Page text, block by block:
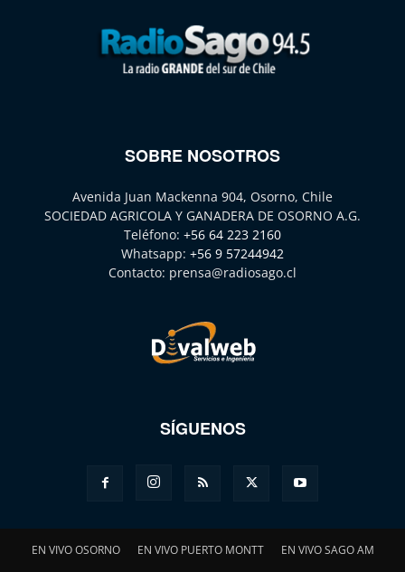
SOBRE NOSOTROS
Avenida Juan Mackenna 904, Osorno, Chile
SOCIEDAD AGRICOLA Y GANADERA DE OSORNO A.G.
Teléfono: +56 64 223 2160
Whatsapp: +56 9 57244942
Contacto: prensa@radiosago.cl
SÍGUENOS
EN VIVO OSORNO EN VIVO PUERTO MONTT EN VIVO SAGO AM